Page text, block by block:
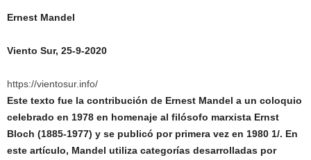
Ernest Mandel
Viento Sur, 25-9-2020
https://vientosur.info/
Este texto fue la contribución de Ernest Mandel a un coloquio
celebrado en 1978 en homenaje al filósofo marxista Ernst
Bloch (1885-1977) y se publicó por primera vez en 1980 1/. En
este artículo, Mandel utiliza categorías desarrolladas por